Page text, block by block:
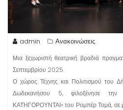
admin Ανακοινώσεις
Μια ξεχωριστή θεατρική βραδιά
Σεπτεμβρίου 2025.
Ο χώρος Τέχνης και Πολιτισμού του
Δωδεκανήσου 5, φιλοξένησε
ΚΑΤΗΓΟΡΟΥΝΤΑΙ» του Ρομπέρ Τομά, σε